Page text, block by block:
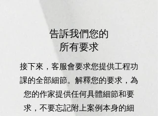
告訴我們您的
所有要求
接下來，客服會要求您提供工程功
課的全部細節。解釋您的要求，為
您的作家提供任何具體細節和要
求，不要忘記附上案例本身的細